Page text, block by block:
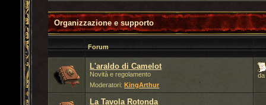
Organizzazione e supporto
Forum
L'araldo di Camelot
Novità e regolamento
Moderatori:KingArthur
da
La Tavola Rotonda